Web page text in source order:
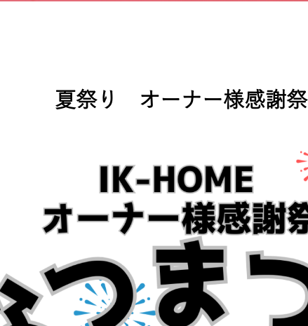
夏祭り オーナー様感謝祭